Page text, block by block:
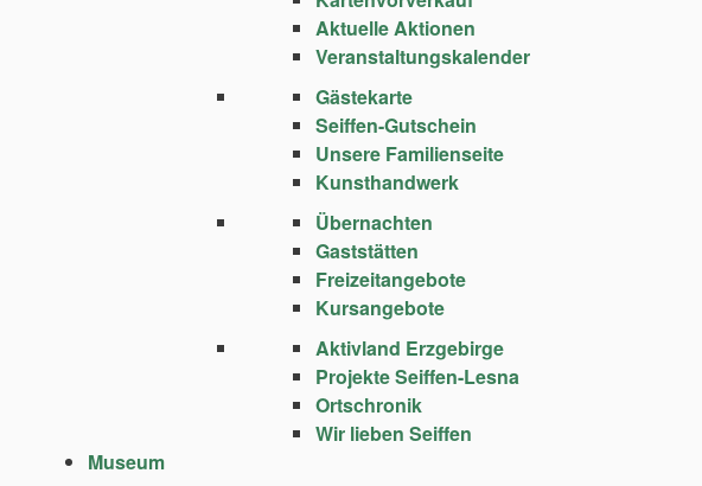
Aktuelle Aktionen
Veranstaltungskalender
Gästekarte
Seiffen-Gutschein
Unsere Familienseite
Kunsthandwerk
Übernachten
Gaststätten
Freizeitangebote
Kursangebote
Aktivland Erzgebirge
Projekte Seiffen-Lesna
Ortschronik
Wir lieben Seiffen
Museum